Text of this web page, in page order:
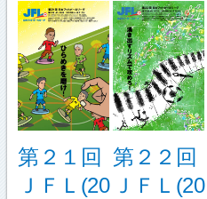
第２１回
ＪＦＬ(20
第２２回
ＪＦＬ(20